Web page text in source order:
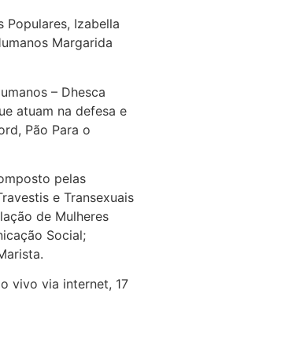
Izabella
Margarida
– Dhesca
atuam na defesa e
Pão Para o
pelas
e Transexuais
de Mulheres
Social;
vivo via internet, 17